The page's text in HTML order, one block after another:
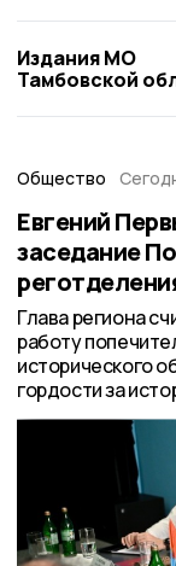
Издания МО
Тамбовской
Общество
Евгений
заседание
Глава региона
работу
исторического
гордости за